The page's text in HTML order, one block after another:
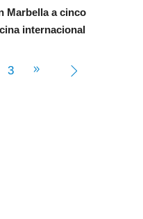
Marbella a cinco
internacional
3